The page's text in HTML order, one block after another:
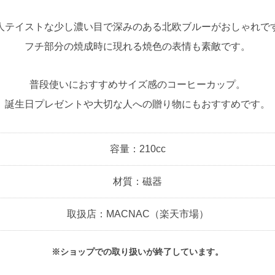
テイストな少し濃い目で深みのある北欧ブルーがおしゃれで
フチ部分の焼成時に現れる焼色の表情も素敵です。
普段使いにおすすめサイズ感のコーヒーカップ。
誕生日プレゼントや大切な人への贈り物にもおすすめです。
容量：210cc
材質：磁器
取扱店：MACNAC（楽天市場）
※ショップでの取り扱いが終了しています。